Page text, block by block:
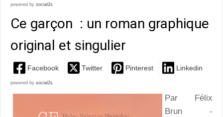
powered by social2s
Ce garçon : un roman graphique
original et singulier
Facebook Twitter Pinterest Linkedin
powered by social2s
Par Félix
Brun -